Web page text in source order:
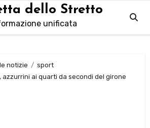
dello Stretto
unificata
notizie
sport
azzurrini ai quarti da secondi del girone